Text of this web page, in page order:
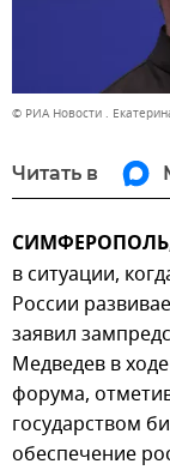
© РИА Новости .
Читать в
в ситуации,
России
заявил
Медведев в
форума,
государством
обеспечение